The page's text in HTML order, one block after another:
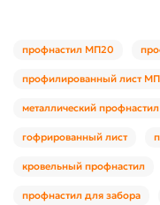
профнастил МП20
профилированный лист
металлический профнастил
гофрированный лист
кровельный профнастил
профнастил для забора